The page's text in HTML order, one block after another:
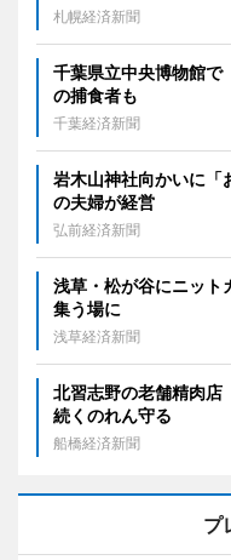
札幌経済新聞
千葉県立中央博物館
の捕食者も
千葉経済新聞
岩木山神社向かいに
の夫婦が経営
弘前経済新聞
浅草・松が谷にニッ
集う場に
浅草経済新聞
北習志野の老舗精肉
続くのれん守る
船橋経済新聞
プ